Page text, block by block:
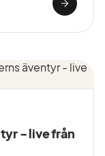
- live från